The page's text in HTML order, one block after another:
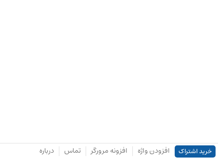
خرید اشتراک افزودن واژه افزونه مرورگر تماس درباره